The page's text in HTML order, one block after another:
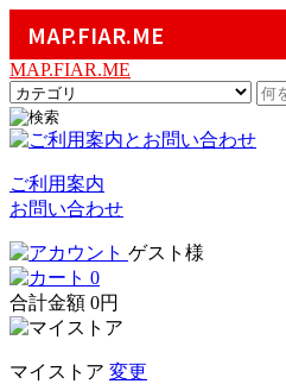
MAP.FIAR.ME
MAP.FIAR.ME
ご利用案内
お問い合わせ
ゲスト様
0
合計金額 0円
マイストア 変更